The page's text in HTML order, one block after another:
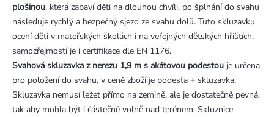
plošinou, která zabaví děti na dlouhou chvíli, po šplhání do svahu
následuje rychlý a bezpečný sjezd ze svahu dolů. Tuto skluzavku
ocení děti v mateřských školách i na veřejných dětských hřištích,
samozřejmostí je i certifikace dle EN 1176.
Svahová skluzavka z nerezu 1,9 m s akátovou podestou je určena
pro položení do svahu, v ceně zboží je podesta + skluzavka.
Skluzavka nemusí ležet přímo na zemině, ale je dostatečně pevná,
tak aby mohla být i částečně volně nad terénem. Skluznice